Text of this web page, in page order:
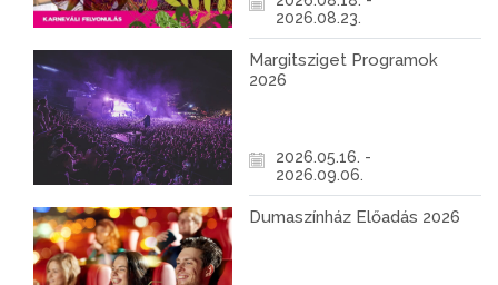
2026.08.23.
Margitsziget Programok
2026
2026.05.16. -
2026.09.06.
Dumaszínház Előadás 2026